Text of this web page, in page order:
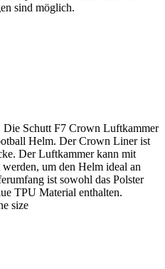
sind möglich.
Schutt F7 Crown Luftkammer
Helm. Der Crown Liner ist
Der Luftkammer kann mit
um den Helm ideal an
ist sowohl das Polster
TPU Material enthalten.
size